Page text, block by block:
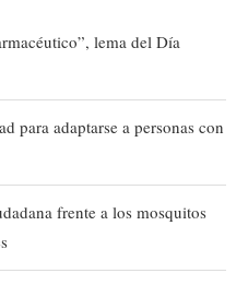
lema del Día
para adaptarse a personas con
frente a los mosquitos